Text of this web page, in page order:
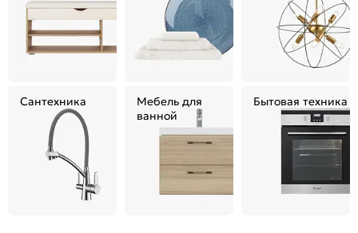
Сантехника
Мебель для
ванной
Бытовая техника